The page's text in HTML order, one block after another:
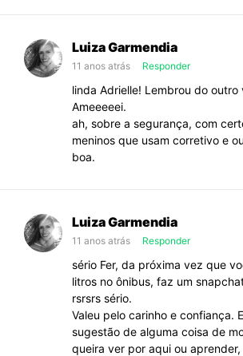
Luiza Garmendia
11 anos atrás Responder
linda Adrielle! Lembrou do outro
Ameeeeei.
ah, sobre a segurança, com
meninos que usam corretivo e
boa.
Luiza Garmendia
11 anos atrás Responder
sério Fer, da próxima vez que
litros no ônibus, faz um
rsrsrs sério.
Valeu pelo carinho e confiança.
sugestão de alguma coisa de
queira ver por aqui ou